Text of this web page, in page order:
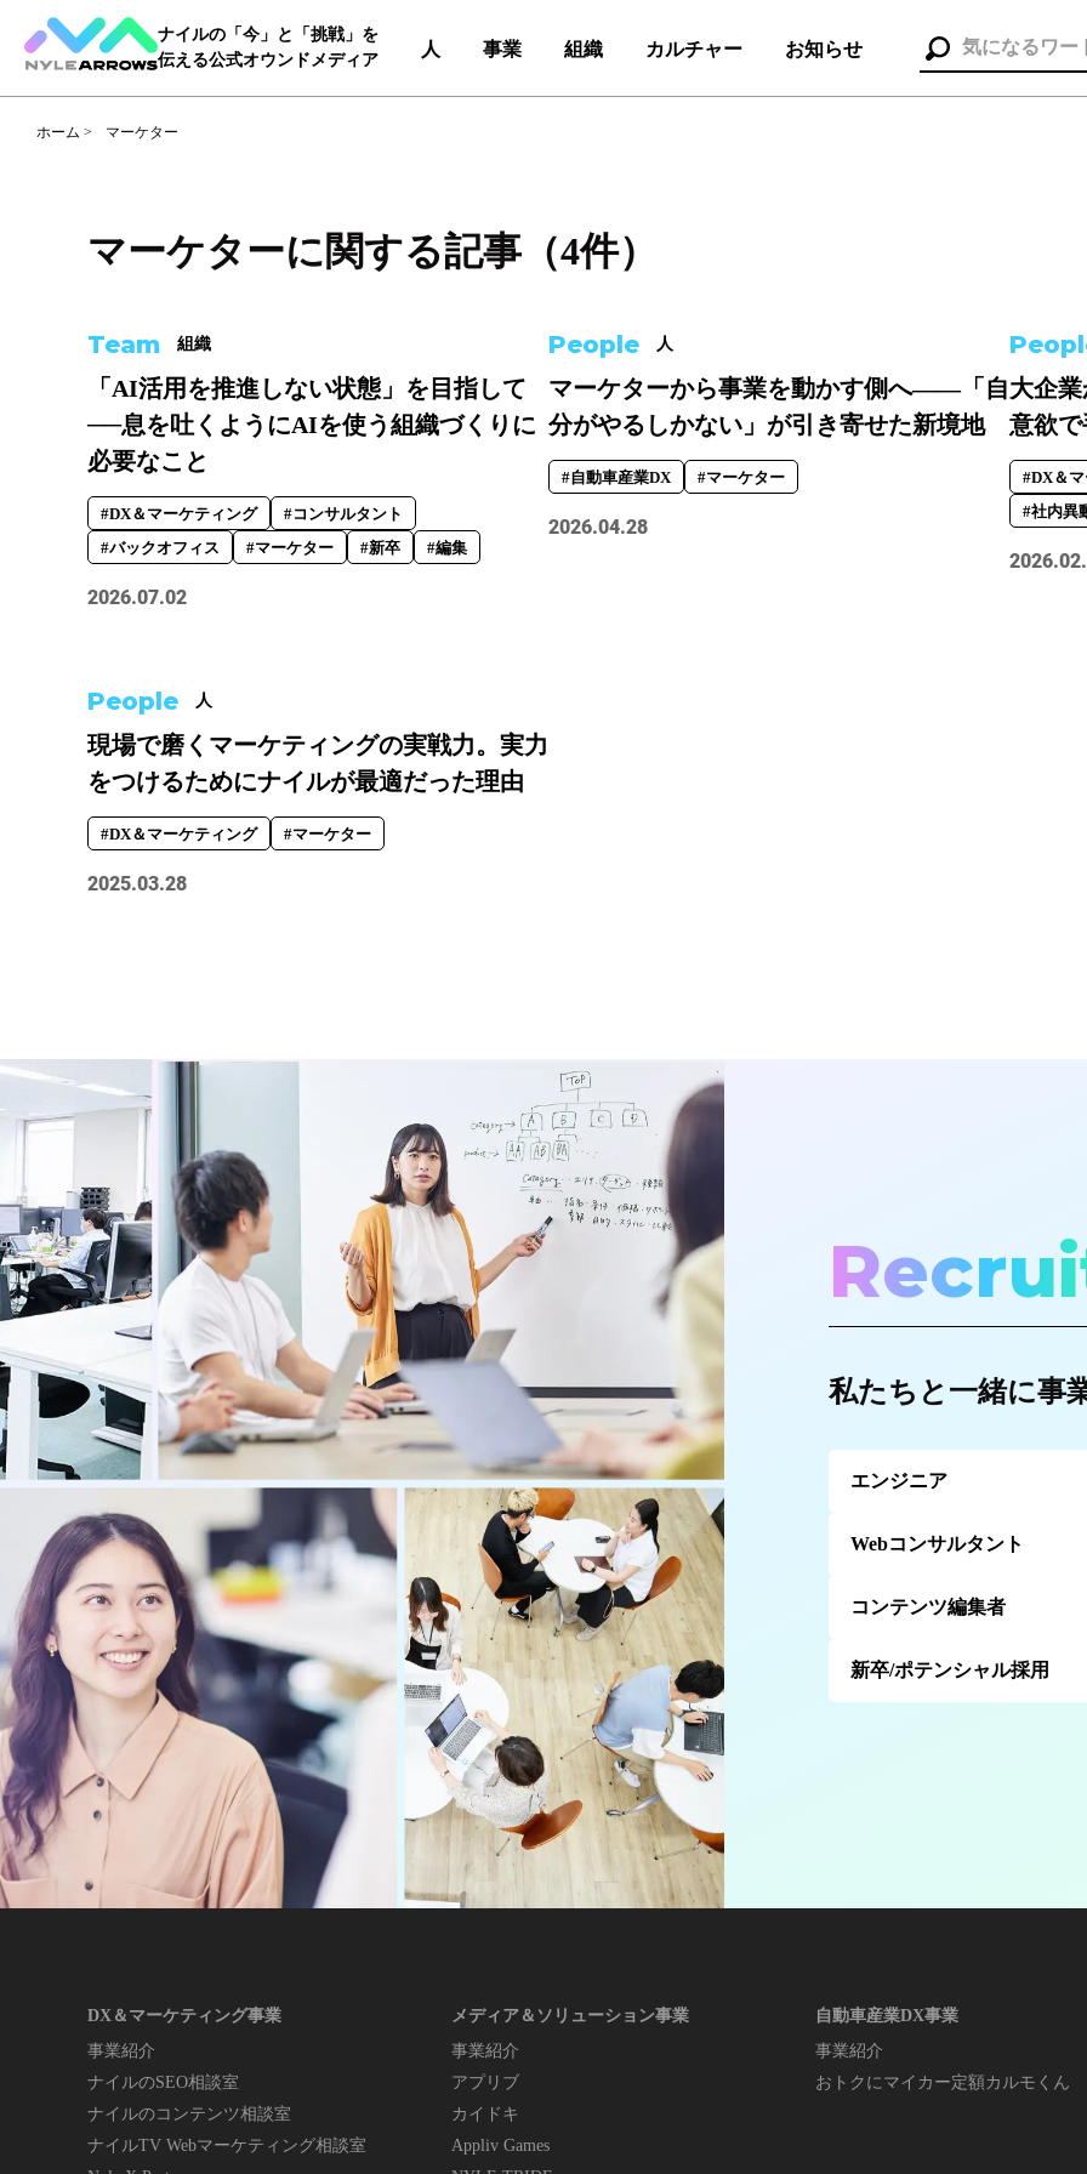
ナイルの「今」と「挑戦」を
伝える公式オウンドメディア
人 事業 組織 カルチャー お知らせ
人（65） 事業（36） 組織（37）
Tag タグ
事業部
職種 #エンジニア #カスタマーサクセス
ホーム > マーケター
マーケターに関する記事（4件）
Team 組織
「AI活用を推進しない状態」を目指して
──息を吐くようにAIを使う組織づくりに
必要なこと
#DX＆マーケティング
#コンサルタント
#バックオフィス
#マーケター #新卒 #編集
2026.07.02
People 人
マーケターから事業を動かす側へ――「自
分がやるしかない」が引き寄せた新境地
#自動車産業DX #マーケター
2026.04.28
大企
意欲
#DX＆
#社内異
People 人
現場で磨くマーケティングの実戦力。実力
をつけるためにナイルが最適だった理由
#DX＆マーケティング #マーケター
2025.03.28
私たちと一緒に事
エンジニア
Webコンサルタント
コンテンツ編集者
新卒/ポテンシャル採用
DX＆マーケティング事業
事業紹介
ナイルのSEO相談室
ナイルのコンテンツ相談室
ナイルTV Webマーケティング相談室
メディア＆ソリューション事業
事業紹介
アプリブ
カイドキ
Appliv Games
自動車産業DX事業
事業紹介
おトクにマイカー定額カルモくん